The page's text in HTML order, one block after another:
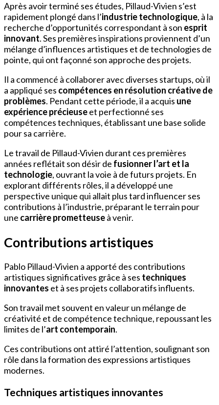
Après avoir terminé ses études, Pillaud-Vivien s’est
rapidement plongé dans l’industrie technologique, à la
recherche d’opportunités correspondant à son esprit
innovant. Ses premières inspirations proviennent d’un
mélange d’influences artistiques et de technologies de
pointe, qui ont façonné son approche des projets.
Il a commencé à collaborer avec diverses startups, où il
a appliqué ses compétences en résolution créative de
problèmes. Pendant cette période, il a acquis une
expérience précieuseet perfectionné ses
compétences techniques, établissant une base solide
pour sa carrière.
Le travail de Pillaud-Vivien durant ces premières
années reflétait son désir de fusionner l’art et la
technologie, ouvrant la voie à de futurs projets. En
explorant différents rôles, il a développé une
perspective unique qui allait plus tard influencer ses
contributions à l’industrie, préparant le terrain pour
une carrière prometteuseà venir.
Contributions artistiques
Pablo Pillaud-Vivien a apporté des contributions
artistiques significatives grâce à ses techniques
innovantes et à ses projets collaboratifs influents.
Son travail met souvent en valeur un mélange de
créativité et de compétence technique, repoussant les
limites de l’art contemporain.
Ces contributions ont attiré l’attention, soulignant son
rôle dans la formation des expressions artistiques
modernes.
Techniques artistiques innovantes